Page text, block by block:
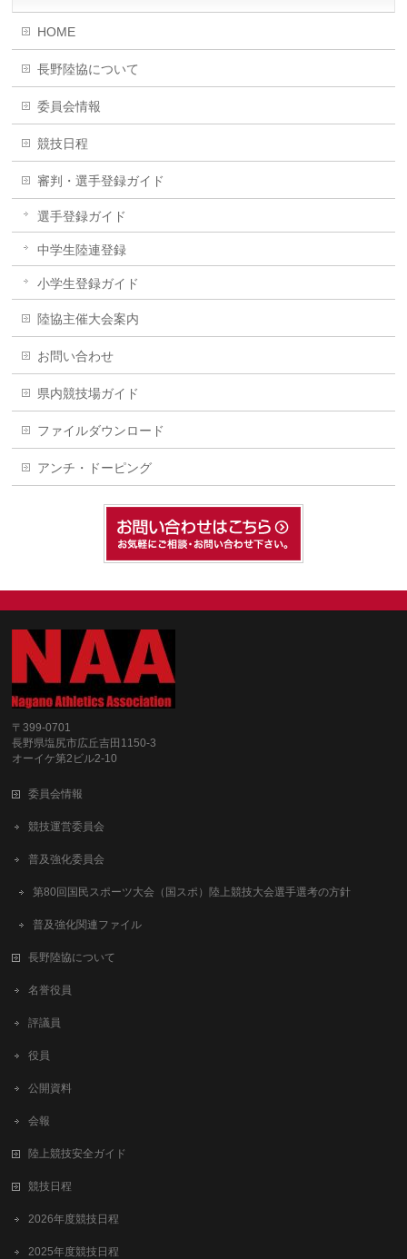
HOME
長野陸協について
委員会情報
競技日程
審判・選手登録ガイド
選手登録ガイド
中学生陸連登録
小学生登録ガイド
陸協主催大会案内
お問い合わせ
県内競技場ガイド
ファイルダウンロード
アンチ・ドーピング
〒399-0701
長野県塩尻市広丘吉田1150-3
オーイケ第2ビル2-10
委員会情報
競技運営委員会
普及強化委員会
第80回国民スポーツ大会（国スポ）陸上競技大会選手選考の方針
普及強化関連ファイル
長野陸協について
名誉役員
評議員
役員
公開資料
会報
陸上競技安全ガイド
競技日程
2026年度競技日程
2025年度競技日程